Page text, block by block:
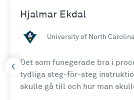
Hjalmar Ekdal
University of North
Det som funegerade bra i
tydliga steg-för-steg
skulle gå till och hur man